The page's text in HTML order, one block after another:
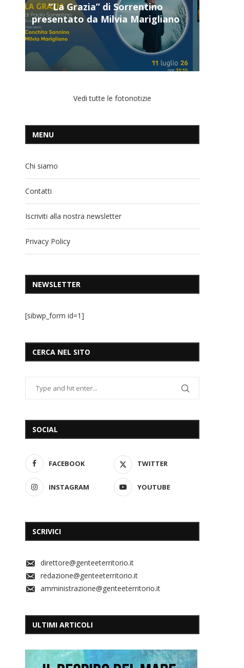
“Il respiro del mare”, personale
di Terry Mangiatordi
Vedi tutte le fotonotizie
MENU
Chi siamo
Contatti
Iscriviti alla nostra newsletter
Privacy Policy
NEWSLETTER
[sibwp_form id=1]
CERCA NEL SITO
SOCIAL
FACEBOOK TWITTER
INSTAGRAM YOUTUBE
SCRIVICI
direttore@genteeterritorio.it
redazione@genteeterritorio.it
amministrazione@genteeterritorio.it
ULTIMI ARTICOLI